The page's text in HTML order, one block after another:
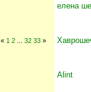
елена
« 1 2 32 33 »
Alint